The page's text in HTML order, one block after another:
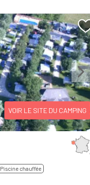
Next
VOIR LE SITE DU CAMPING
Piscine chauffée